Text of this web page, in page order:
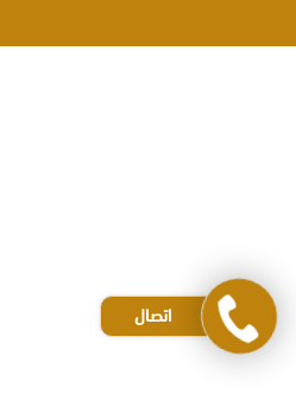
اتصال
افضل محامي في الأردن
محامي في جدة